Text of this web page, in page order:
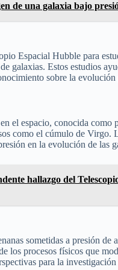
de una galaxia bajo
Espacial Hubble para
galaxias. Estos estudios
sobre la evolución
el espacio, conocida como
como el cúmulo de
en la evolución de las
hallazgo del
sometidas a presión
los procesos físicos que
para la